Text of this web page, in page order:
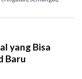
yang Bisa
Baru